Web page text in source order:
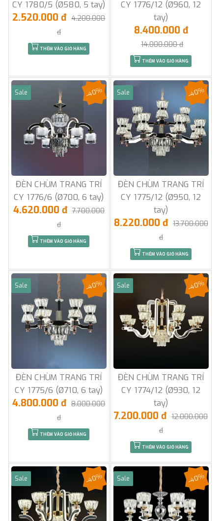
CY 1780/5 (Ø580, 5 tay)
2.520.000 đ 4.200.000
đ
THÊM VÀO GIỎ HÀNG
CY 1776/12 (Ø960, 12
tay)
8.400.000 đ
14.000.000 đ
THÊM VÀO GIỎ HÀNG
Sale
ĐÈN CHÙM TRANG TRÍ
CY 1776/6 (Ø700, 6 tay)
-40%
4.620.000 đ 7.700.000
đ
THÊM VÀO GIỎ HÀNG
Sale
ĐÈN CHÙM TRANG TRÍ
CY 1775/12 (Ø950, 12
tay)
-40%
8.220.000 đ 13.700.000
đ
THÊM VÀO GIỎ HÀNG
Sale
ĐÈN CHÙM TRANG TRÍ
CY 1775/6 (Ø710, 6 tay)
-40%
4.800.000 đ 8.000.000
đ
THÊM VÀO GIỎ HÀNG
Sale
ĐÈN CHÙM TRANG TRÍ
CY 1774/12 (Ø930, 12
tay)
-40%
7.200.000 đ 12.000.000
đ
THÊM VÀO GIỎ HÀNG
Sale -40% Sale -40%